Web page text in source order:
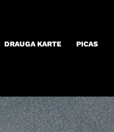
DRAUGA KARTE PICAS